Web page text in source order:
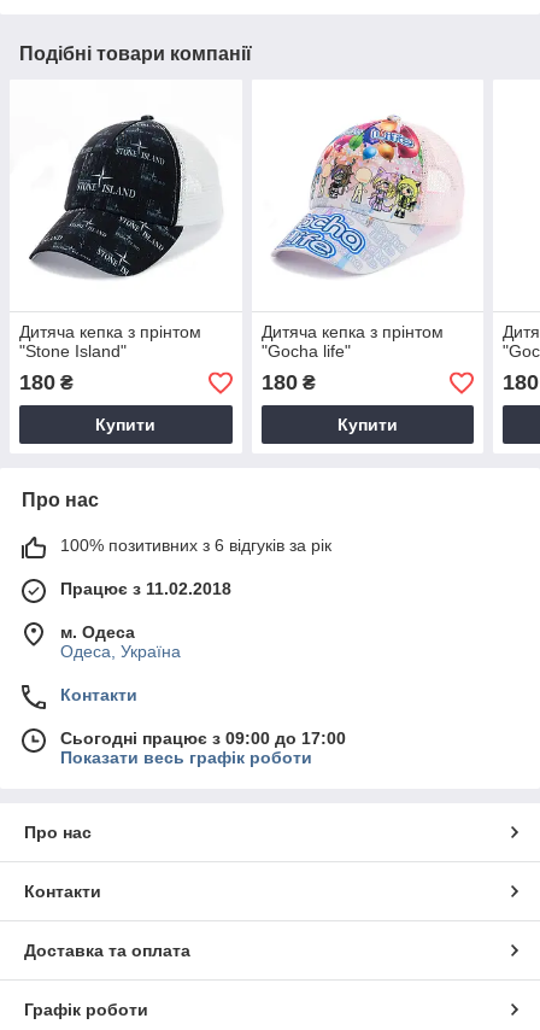
Подібні товари компанії
Дитяча кепка з прінтом
"Stone Island"
180 ₴
Купити
Дитяча кепка з прінтом
"Gocha life"
180₴
Купити
180
Про нас
100% позитивних з 6 відгуків за рік
Працює з 11.02.2018
м. Одеса
Одеса, Україна
Контакти
Сьогодні працює з 09:00 до 17:00
Показати весь графік роботи
Про нас
Контакти
Доставка та оплата
Графік роботи